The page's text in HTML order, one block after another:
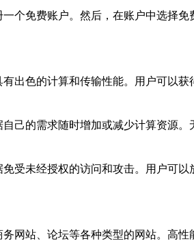
个免费账户。然后，在账户中选择
出色的计算和传输性能。用户可以获
己的需求随时增加或减少计算资源。
受未经授权的访问和攻击。用户可以
网站、论坛等各种类型的网站。高性